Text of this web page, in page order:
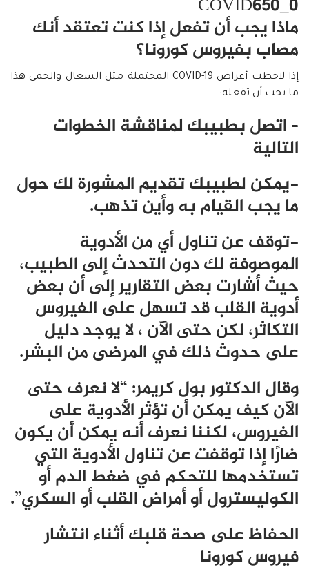
COVID650_0
ماذا يجب أن تفعل إذا كنت تعتقد أنك
مصاب بفيروس كورونا؟
إذا لاحظت أعراض COVID-19 المحتملة مثل السعال والحمى هذا
ما يجب أن تفعله:
– اتصل بطبيبك لمناقشة الخطوات
التالية
-يمكن لطبيبك تقديم المشورة لك حول
ما يجب القيام به وأين تذهب.
-توقف عن تناول أي من الأدوية
الموصوفة لك دون التحدث إلى الطبيب،
حيث أشارت بعض التقارير إلى أن بعض
أدوية القلب قد تسهل على الفيروس
التكاثر، لكن حتى الآن ، لا يوجد دليل
على حدوث ذلك في المرضى من البشر.
وقال الدكتور بول كريمر: “لا نعرف حتى
الآن كيف يمكن أن تؤثر الأدوية على
الفيروس، لكننا نعرف أنه يمكن أن يكون
ضارًا إذا توقفت عن تناول الأدوية التي
تستخدمها للتحكم في ضغط الدم أو
الكوليسترول أو أمراض القلب أو السكري”.
الحفاظ على صحة قلبك أثناء انتشار
فيروس كورونا